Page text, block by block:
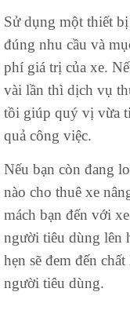
Sử dụng một thiết
đúng nhu cầu và
phí giá trị của xe.
vài lần thì dịch vụ
tồi giúp quý vị vừa
quả công việc.
Nếu bạn còn đang
nào cho thuê xe
mách bạn đến với
người tiêu dùng lên
hẹn sẽ đem đến
người tiêu dùng.